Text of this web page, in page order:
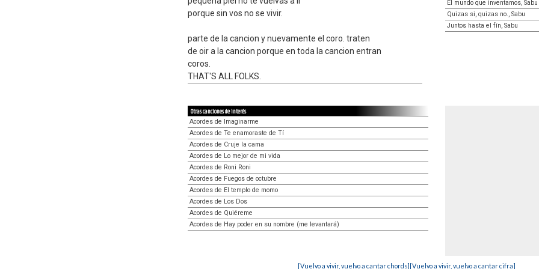
porque sin vos no se vivir.
parte de la cancion y nuevamente el coro. traten
de oir a la cancion porque en toda la cancion entran
coros.
THAT'S ALL FOLKS.
El mundo que inventamos, Sabu
Quizas si, quizas no., Sabu
Juntos hasta el fín, Sabu
Otras canciones de interés
Acordes de Imaginarme
Acordes de Te enamoraste de Tí
Acordes de Cruje la cama
Acordes de Lo mejor de mi vida
Acordes de Roni Roni
Acordes de Fuegos de octubre
Acordes de El templo de momo
Acordes de Los Dos
Acordes de Quiéreme
Acordes de Hay poder en su nombre (me levantará)
[Vuelvo a vivir, vuelvo a cantar chords][Vuelvo a vivir, vuelvo a cantar cifra]